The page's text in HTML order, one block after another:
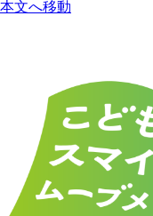
本文へ移動